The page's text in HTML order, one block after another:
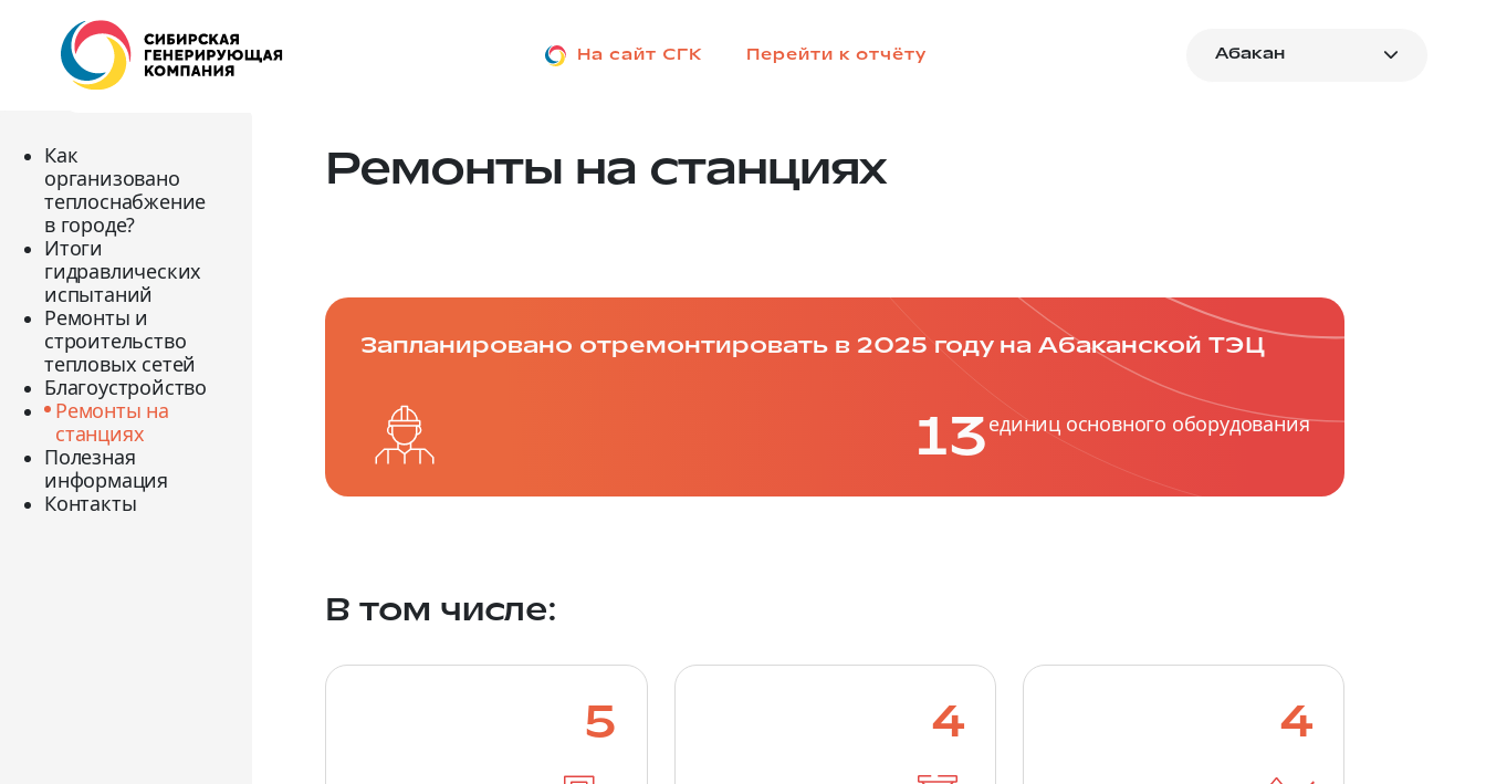
На сайт СГК Перейти к отчёту Абакан
Как
организовано
теплоснабжение
в городе?
Итоги
гидравлических
испытаний
Ремонты и
строительство
тепловых сетей
Благоустройство
Ремонты на
станциях
Полезная
информация
Контакты
Ремонты на станциях
Запланировано отремонтировать в 2025 году на Абаканской ТЭЦ
13единиц основного оборудования
В том числе:
5 4 4